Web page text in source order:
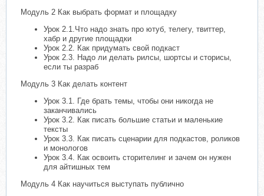
Модуль 2 Как выбрать формат и площадку
Урок 2.1.Что надо знать про ютуб, телегу, твиттер,
хабр и другие площадки
Урок 2.2. Как придумать свой подкаст
Урок 2.3. Надо ли делать рилсы, шортсы и сторисы,
если ты разраб
Модуль 3 Как делать контент
Урок 3.1. Где брать темы, чтобы они никогда не
заканчивались
Урок 3.2. Как писать большие статьи и маленькие
тексты
Урок 3.3. Как писать сценарии для подкастов, роликов
и монологов
Урок 3.4. Как освоить сторителинг и зачем он нужен
для айтишных тем
Модуль 4 Как научиться выступать публично